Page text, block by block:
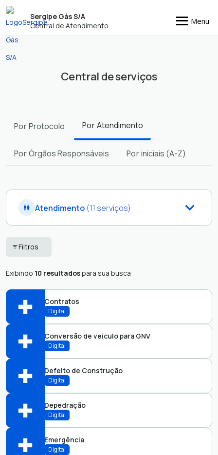
Sergipe Gás S/A
Central de Atendimento
Menu
Central de serviços
PorProtocolo PorAtendimento
PorÓrgãos Responsáveis Poriniciais (A-Z)
Atendimento (11 serviços)
encontrado.
Filtros
Exibindo 10 resultadospara sua busca
Contratos
Digital
Abrir online > Via protocolo 1Doc
Atendimento:
Conversão de veículo para GNV
Digital
Abrir online > Via protocolo 1Doc
Atendimento:
Defeito de Construção
Digital
Abrir online > Via protocolo 1Doc
Atendimento:
Depedração
Digital
Abrir online > Via protocolo 1Doc
Emergência
Digital